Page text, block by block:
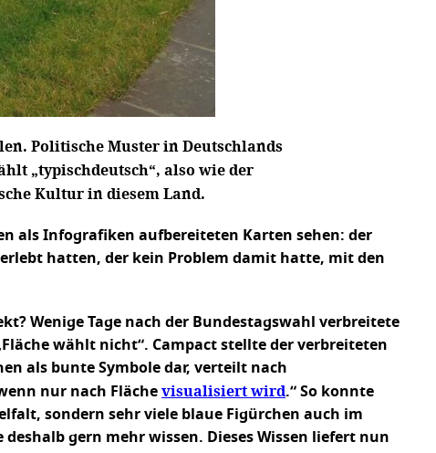
Politische Muster in Deutschlands
„typischdeutsch“, also wie der
Kultur in diesem Land.
als Infografiken aufbereiteten Karten sehen: der
hatten, der kein Problem damit hatte, mit den
Wenige Tage nach der Bundestagswahl verbreitete
wählt nicht“. Campact stellte der verbreiteten
als bunte Symbole dar, verteilt nach
nur nach Fläche visualisiert wird.“ So konnte
sondern sehr viele blaue Figürchen auch im
gern mehr wissen. Dieses Wissen liefert nun